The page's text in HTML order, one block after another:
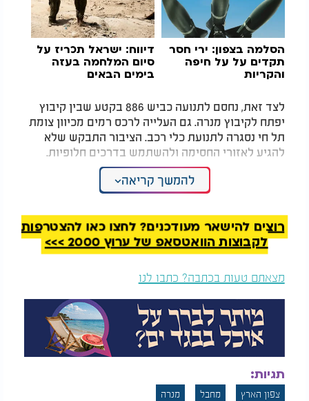
הסלמה בצפון: ירי חסר
תקדים על על חיפה
והקריות
דיווח: ישראל תכריז על
סיום המלחמה בעזה
בימים הבאים
לצד זאת, נחסם לתנועה כביש 886 בקטע שבין קיבוץ
יפתח לקיבוץ מנרה. גם העלייה לרכס רמים מכיוון צומת
תל חי נסגרה לתנועת כלי רכב. הציבור התבקש שלא
להגיע לאזורי החסימה ולהשתמש בדרכים חלופיות.
במועצה האזורית גליל עליון הדגישו כי בשלב זה שאר
היישובים בתחומי המועצה ממשיכים בשגרה מלאה,
מהמועצה האזורית גליל עליון נמסר כי "מחלקת הביטחון
נמצאת בקשר רציף ומתמיד עם מפקדי צה"ל בגזרה,
והנחיות נוספות יועברו לציבור בהתאם להתפתחות
המצב המבצעי בשטח".
להמשך קריאה
רוצים להישאר מעודכנים? לחצו כאן להצטרפות
לקבוצות הוואטסאפ של ערוץ 2000 >>>
מצאתם טעות בכתבה? כתבו לנו
תגיות:
צפון הארץ מחבל מנרה